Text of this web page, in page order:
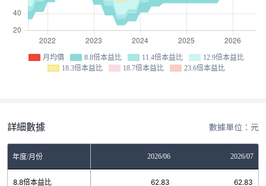
月均價 8.8倍本益比 11.4倍本益比
12.9倍本益比
18.3倍本益比
18.7倍本益比 23.6倍本益比
詳細數據 數據單位：元
年度/月份 2026/06 2026/07
8.8倍本益比 62.83 62.83